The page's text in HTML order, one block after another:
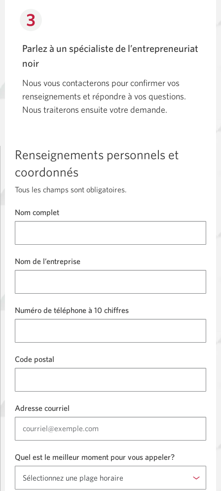
fenêtre
Parlez à un spécialiste de l’entrepreneuriat
noir
Nous vous contacterons pour confirmer vos
renseignements et répondre à vos questions.
Nous traiterons ensuite votre demande.
Renseignements personnels et
coordonnés
Tous les champs sont obligatoires.
Nom complet
Nom de l’entreprise
Numéro de téléphone à 10 chiffres
Code postal
Adresse courriel
Quel est le meilleur moment pour vous appeler?